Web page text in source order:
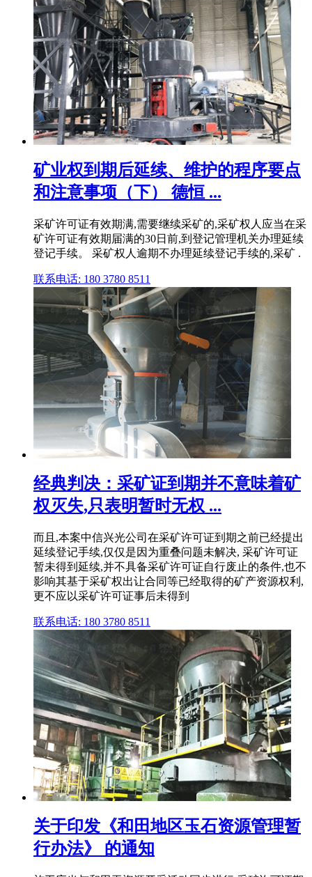
矿业权到期后延续、维护的程序要点
和注意事项（下） 德恒 ...
采矿许可证有效期满,需要继续采矿的,采矿权人应当在采
矿许可证有效期届满的30日前,到登记管理机关办理延续
登记手续。 采矿权人逾期不办理延续登记手续的,采矿 .
联系电话: 180 3780 8511
经典判决：采矿证到期并不意味着矿
权灭失,只表明暂时无权 ...
而且,本案中信兴光公司在采矿许可证到期之前已经提出
延续登记手续,仅仅是因为重叠问题未解决, 采矿许可证
暂未得到延续,并不具备采矿许可证自行废止的条件,也不
影响其基于采矿权出让合同等已经取得的矿产资源权利,
更不应以采矿许可证事后未得到
联系电话: 180 3780 8511
关于印发《和田地区玉石资源管理暂
行办法》 的通知